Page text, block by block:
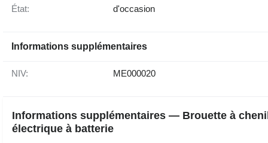
État: d'occasion
Informations supplémentaires
NIV: ME000020
Informations supplémentaires — Brouette à
électrique à batterie